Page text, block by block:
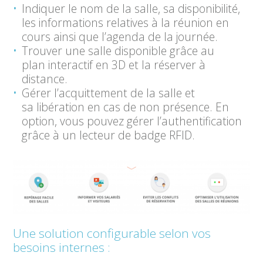
Indiquer le nom de la salle, sa disponibilité,
les informations relatives à la réunion en
cours ainsi que l’agenda de la journée.
Trouver une salle disponible grâce au
plan interactif en 3D et la réserver à
distance.
Gérer l’acquittement de la salle et
sa libération en cas de non présence. En
option, vous pouvez gérer l’authentification
grâce à un lecteur de badge RFID.
Une solution configurable selon vos
besoins internes :